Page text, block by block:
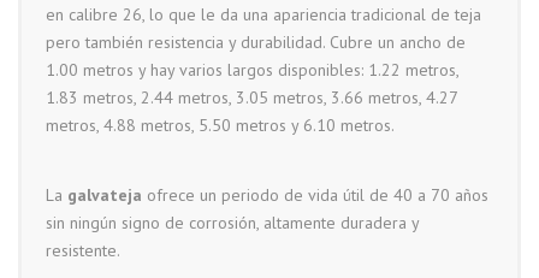
en calibre 26, lo que le da una apariencia tradicional de teja
pero también resistencia y durabilidad. Cubre un ancho de
1.00 metros y hay varios largos disponibles: 1.22 metros,
1.83 metros, 2.44 metros, 3.05 metros, 3.66 metros, 4.27
metros, 4.88 metros, 5.50 metros y 6.10 metros.
La galvateja ofrece un periodo de vida útil de 40 a 70 años
sin ningún signo de corrosión, altamente duradera y
resistente.